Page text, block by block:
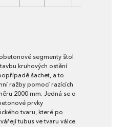
segmenty štol
kruhových ostění
šachet, a to
ražby pomocí razících
2000 mm. Jedná se o
prvky
tvaru, které po
tubus ve tvaru válce.